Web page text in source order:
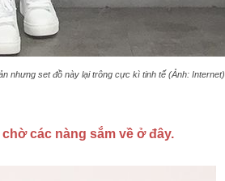
nhưng set đồ này lại trông cực kì tinh tế (Ảnh: Internet)
các nàng sắm về ở đây.